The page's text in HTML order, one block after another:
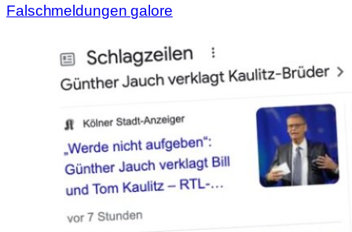
Falschmeldungen galore